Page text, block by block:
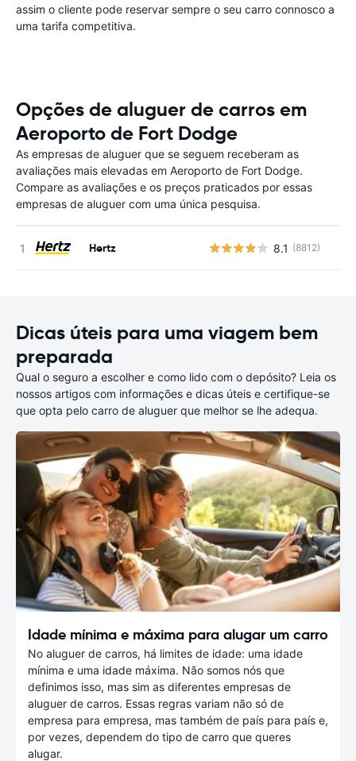
assim o cliente pode reservar sempre o seu carro connosco a
uma tarifa competitiva.
Opções de aluguer de carros em
Aeroporto de Fort Dodge
As empresas de aluguer que se seguem receberam as
avaliações mais elevadas em Aeroporto de Fort Dodge.
Compare as avaliações e os preços praticados por essas
empresas de aluguer com uma única pesquisa.
Hertz 8.1 (8812)
Dicas úteis para uma viagem bem
preparada
Qual o seguro a escolher e como lido com o depósito? Leia os
nossos artigos com informações e dicas úteis e certifique-se
que opta pelo carro de aluguer que melhor se lhe adequa.
Idade mínima e máxima para alugar um carro
No aluguer de carros, há limites de idade: uma idade
mínima e uma idade máxima. Não somos nós que
definimos isso, mas sim as diferentes empresas de
aluguer de carros. Essas regras variam não só de
empresa para empresa, mas também de país para país e,
por vezes, dependem do tipo de carro que queres
alugar.